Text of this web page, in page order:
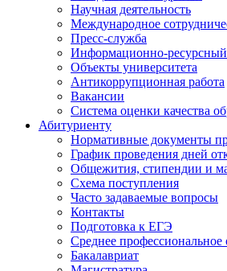
Научная деятельность
Международное
Пресс-служба
Информационно-
Объекты университета
Антикоррупционная работа
Вакансии
Система оценки качества
Абитуриенту
Нормативные документы
График проведения дней
Общежития, стипендии и
Схема поступления
Часто задаваемые вопросы
Контакты
Подготовка к ЕГЭ
Среднее профессиональное
Бакалавриат